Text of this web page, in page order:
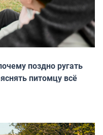
поздно ругать
питомцу всё